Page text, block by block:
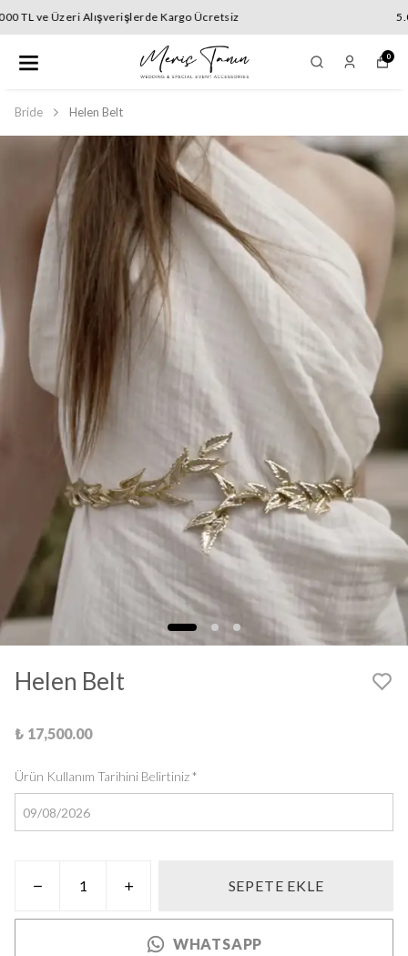
5.000 TL ve Üzeri Alışverişlerde Kargo Ücretsiz
0
Bride Helen Belt
Helen Belt
₺ 17,500.00
Ürün Kullanım Tarihini Belirtiniz*
SEPETE EKLE
WHATSAPP